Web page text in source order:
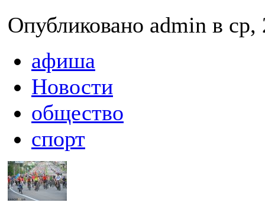
Опубликовано admin в
афиша
Новости
общество
спорт